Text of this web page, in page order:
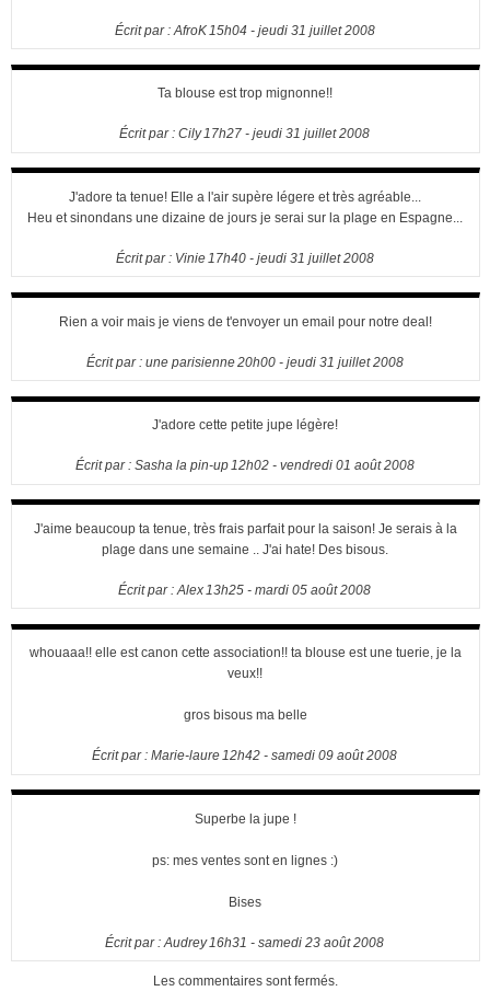
Écrit par : AfroK 15h04 - jeudi 31 juillet 2008
Ta blouse est trop mignonne!!
Écrit par :Cily17h27 -jeudi 31 juillet 2008
J'adore ta tenue! Elle a l'air supère légere et très agréable...
Heu et sinondans une dizaine de jours je serai sur la plage en Espagne...
Écrit par : Vinie17h40- jeudi 31 juillet 2008
Rien a voir mais je viens de t'envoyer un email pour notre deal!
Écrit par : une parisienne20h00- jeudi 31 juillet 2008
J'adore cette petite jupe légère!
Écrit par : Sasha la pin-up12h02- vendredi 01 août 2008
J'aime beaucoup ta tenue, très frais parfait pour la saison! Je serais à la
plage dans une semaine .. J'ai hate! Des bisous.
Écrit par :Alex 13h25 -mardi 05 août 2008
whouaaa!! elle est canon cette association!! ta blouse est une tuerie, je la
veux!!
gros bisous ma belle
Écrit par :Marie-laure12h42 -samedi 09 août 2008
Superbe la jupe !
ps: mes ventes sont en lignes :)
Bises
Écrit par :Audrey16h31 -samedi 23 août 2008
Les commentaires sont fermés.